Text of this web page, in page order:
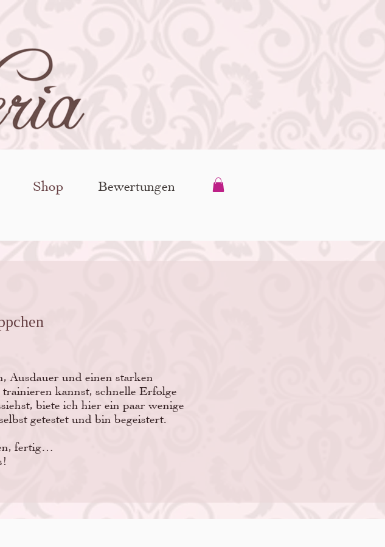
Shop Bewertungen
Ausdauer und einen starken
kannst, schnelle Erfolge
biete ich hier ein paar wenige
getestet und bin begeistert.
fertig…